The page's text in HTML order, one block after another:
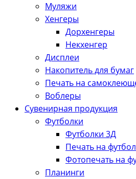
Муляжи
Хенгеры
Дорхенгеры
Некхенгер
Дисплеи
Накопитель для бумаг
Печать на
Воблеры
Сувенирная продукция
Футболки
Футболки 3Д
Печать на
Фотопечать на
Планинги